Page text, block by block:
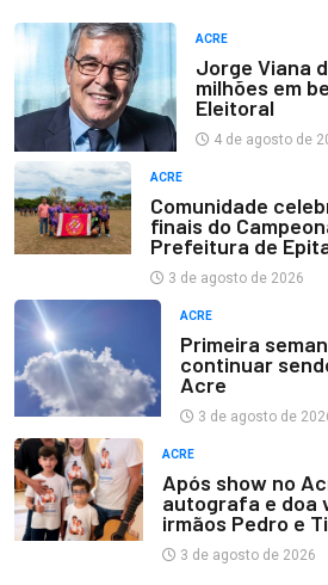
ACRE
Jorge Viana
milhões em
Eleitoral
4 de agosto de
ACRE
Comunidade
finais do
Prefeitura de
3 de agosto de 2026
ACRE
Primeira
continuar
Acre
3 de agosto de
ACRE
Após show no
autografa e doa
irmãos Pedro e
3 de agosto de 2026